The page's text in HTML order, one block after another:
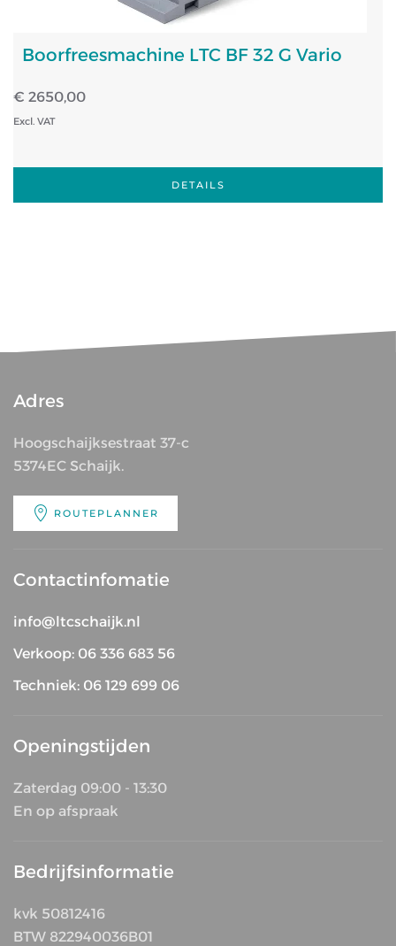
Boorfreesmachine LTC BF 32 G Vario
€ 2650,00
Excl. VAT
DETAILS
Adres
Hoogschaijksestraat 37-c
5374EC Schaijk.
ROUTEPLANNER
Contactinfomatie
info@ltcschaijk.nl
Verkoop: 06 336 683 56
Techniek: 06 129 699 06
Openingstijden
Zaterdag 09:00 - 13:30
En op afspraak
Bedrijfsinformatie
kvk 50812416
BTW 822940036B01